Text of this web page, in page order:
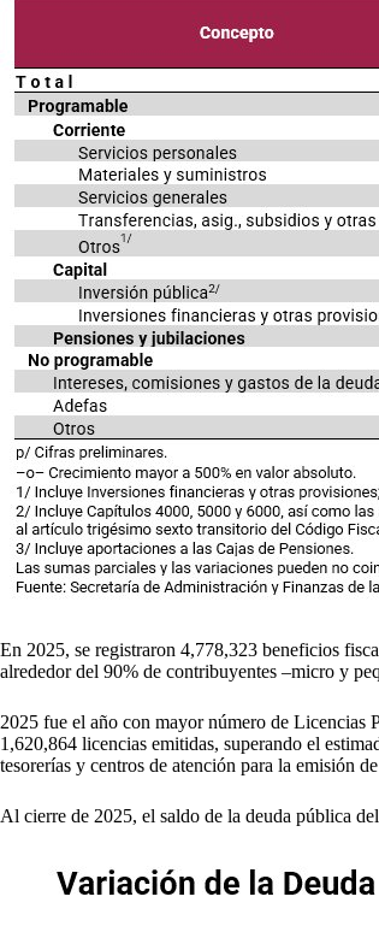
En 2025, se registraron 4,778,323 beneficios
alrededor del 90% de contribuyentes –micro y
2025 fue el año con mayor número de Licencias
1,620,864 licencias emitidas, superando el
tesorerías y centros de atención para la emisión
Al cierre de 2025, el saldo de la deuda pública